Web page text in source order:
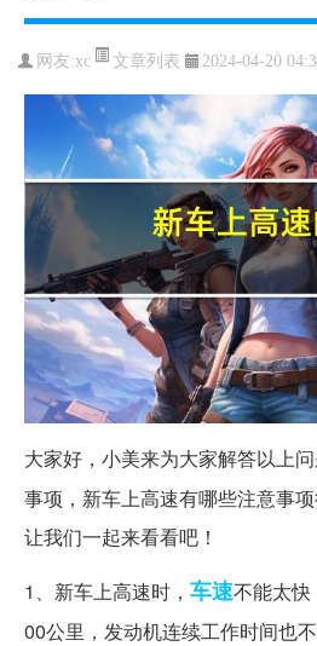
网友:xc 文章列表 2024-04-20
大家好，小美来为大家解答以上问
事项，新车上高速有哪些注意事
让我们一起来看看吧！
1、新车上高速时， 车速不能太快
00公里，发动机连续工作时间也不